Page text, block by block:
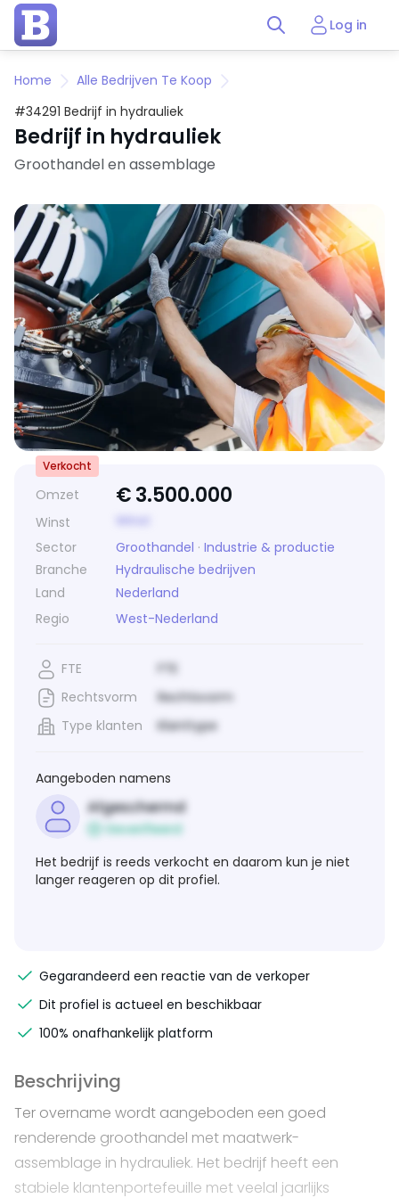
Log in
Home
Alle Bedrijven Te Koop
#34291 Bedrijf in hydrauliek
Bedrijf in hydrauliek
Groothandel en assemblage
Omzet €3.500.000
Winst
Sector
Groothandel · Industrie & productie
Branche
Hydraulische bedrijven
Land
Nederland
Regio
West-Nederland
Verkocht
FTE
FTE
Rechtsvorm
Rechtsvorm
Type klanten
Klanttype
Aangeboden namens
Afgeschermd
Geverifieerd
Het bedrijf is reeds verkocht en daarom kun je niet
langer reageren op dit profiel.
Gegarandeerd een reactie van de verkoper
Dit profiel is actueel en beschikbaar
100% onafhankelijk platform
Beschrijving
Ter overname wordt aangeboden een goed
renderende groothandel met maatwerk-
assemblage in hydrauliek. Het bedrijf heeft een
stabiele klantenportefeuille met veelal jaarlijks